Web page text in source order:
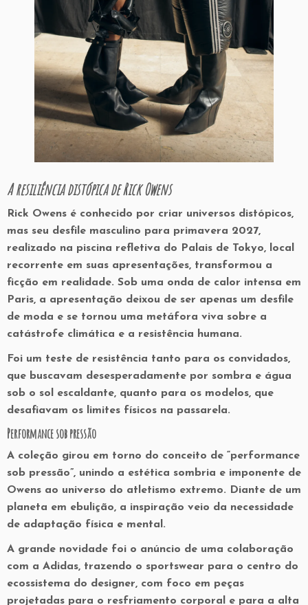
A resiliência distópica de Rick Owens
Rick Owens é conhecido por criar universos distópicos,
mas seu desfile masculino para primavera 2027,
realizado na piscina refletiva do
Palais de Tokyo, local
recorrente em suas apresentações, transformou a
ficção em realidade. Sob uma onda de calor intensa em
Paris, a apresentação deixou de ser apenas um desfile
de moda e se tornou uma metáfora viva sobre a
catástrofe climática e a resistência humana.
Foi um teste de resistência tanto para os convidados,
que buscavam desesperadamente por sombra e água
sob o sol escaldante, quanto para os modelos, que
desafiavam os limites físicos na passarela.
Performance sob pressão
A coleção girou em torno do conceito de “performance
sob pressão”, unindo a estética sombria e imponente de
Owens ao universo do atletismo extremo. Diante de um
planeta em ebulição, a inspiração veio da necessidade
de adaptação física e mental.
A grande novidade foi o anúncio de uma colaboração
com a Adidas, trazendo o sportswear para o centro do
ecossistema do designer, com foco em peças
projetadas para o resfriamento corporal e para a alta